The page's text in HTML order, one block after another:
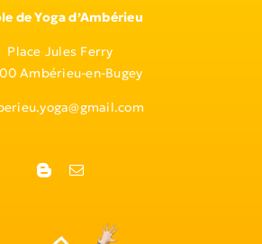
de Yoga d’Ambérieu
Place Jules Ferry
Ambérieu-en-Bugey